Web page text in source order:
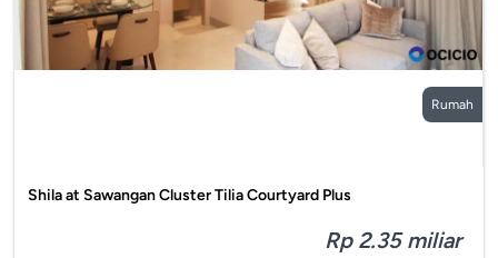
Rumah
Shila at Sawangan Cluster Tilia Courtyard Plus
Rp 2.35 miliar